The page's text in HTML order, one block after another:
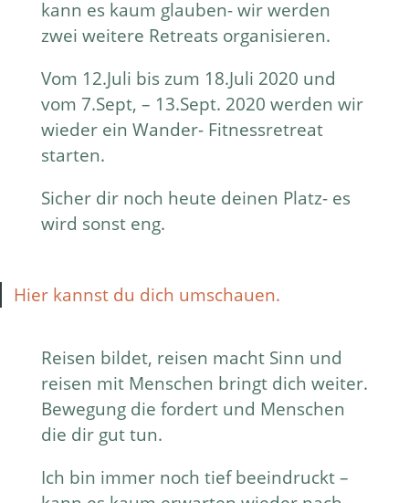
kann es kaum glauben- wir werden
zwei weitere Retreats organisieren.
Vom 12.Juli bis zum 18.Juli 2020 und
vom 7.Sept, – 13.Sept. 2020 werden wir
wieder ein Wander- Fitnessretreat
starten.
Sicher dir noch heute deinen Platz- es
wird sonst eng.
Hier kannst du dich umschauen.
Reisen bildet, reisen macht Sinn und
reisen mit Menschen bringt dich weiter.
Bewegung die fordert und Menschen
die dir gut tun.
Ich bin immer noch tief beeindruckt –